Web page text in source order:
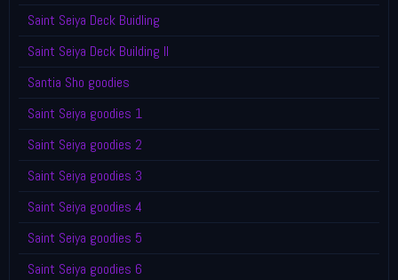
Saint Seiya Deck Buidling
Saint Seiya Deck Building II
Santia Sho goodies
Saint Seiya goodies 1
Saint Seiya goodies 2
Saint Seiya goodies 3
Saint Seiya goodies 4
Saint Seiya goodies 5
Saint Seiya goodies 6